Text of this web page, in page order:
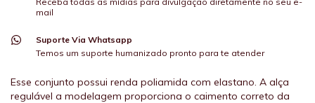
mail
Suporte Via Whatsapp
Temos um suporte humanizado pronto para te atender
Esse conjunto possui renda poliamida com elastano. A alça
regulável a modelagem proporciona o caimento correto da